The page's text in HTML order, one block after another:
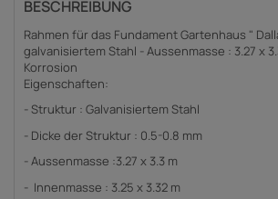
BESCHREIBUNG
Rahmen für das Fundament Gartenhaus "
galvanisiertem Stahl - Aussenmasse : 3.27 x
Korrosion
Eigenschaften:
- Struktur : Galvanisiertem Stahl
- Dicke der Struktur : 0.5-0.8 mm
- Aussenmasse :3.27 x 3.3 m
- Innenmasse : 3.25 x 3.32 m